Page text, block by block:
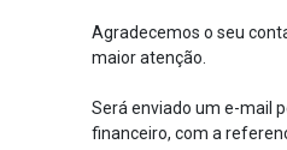
Agradecemos o seu
maior atenção.
Será enviado um e-mail
financeiro, com a